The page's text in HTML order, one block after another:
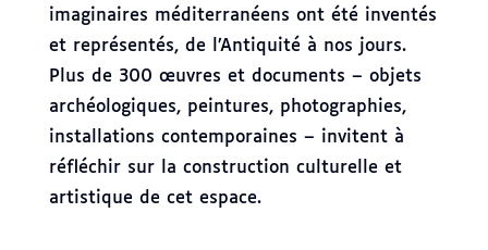
imaginaires méditerranéens ont été inventés
et représentés, de l’Antiquité à nos jours.
Plus de 300 œuvres et documents – objets
archéologiques, peintures, photographies,
installations contemporaines – invitent à
réfléchir sur la construction culturelle et
artistique de cet espace.